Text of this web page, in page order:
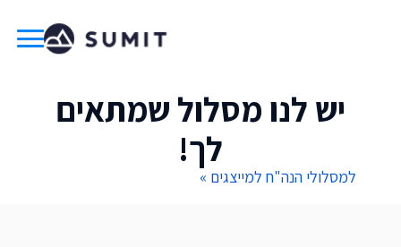
יש לנו מסלול שמתאים
לך!
למסלולי הנה"ח למייצגים »